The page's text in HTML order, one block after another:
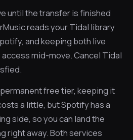
until the transfer is finished
reads your Tidal library
and keeping both live
mid-move. Cancel Tidal
free tier, keeping it
a little, but Spotify has a
side, so you can land the
right away. Both services